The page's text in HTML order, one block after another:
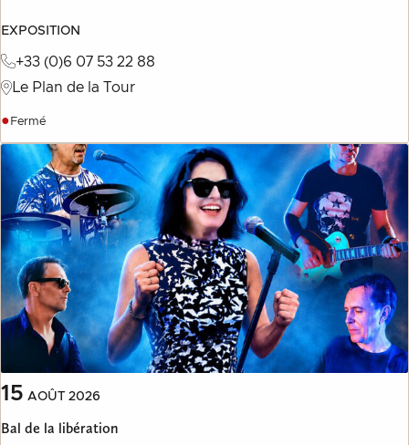
EXPOSITION
+33 (0)6 07 53 22 88
Le Plan de la Tour
● Fermé
15 AOÛT 2026
Bal de la libération